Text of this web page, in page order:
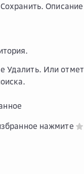
Сохранить.
Удалить. Или
нажмите